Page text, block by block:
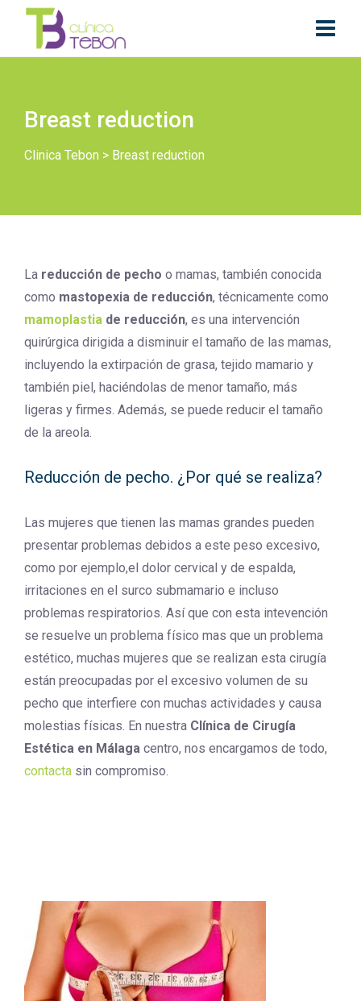
Breast reduction
Clinica Tebon > Breast reduction
La reducción de pecho o mamas, también conocida
como mastopexia de reducción, técnicamente como
mamoplastia de reducción, es una intervención
quirúrgica dirigida a disminuir el tamaño de las mamas,
incluyendo la extirpación de grasa, tejido mamario y
también piel, haciéndolas de menor tamaño, más
ligeras y firmes. Además, se puede reducir el tamaño
de la areola.
Reducción de pecho. ¿Por qué se realiza?
Las mujeres que tienen las mamas grandes pueden
presentar problemas debidos a este peso excesivo,
como por ejemplo,el dolor cervical y de espalda,
irritaciones en el surco submamario e incluso
problemas respiratorios. Así que con esta intevención
se resuelve un problema físico mas que un problema
estético, muchas mujeres que se realizan esta cirugía
están preocupadas por el excesivo volumen de su
pecho que interfiere con muchas actividades y causa
molestias físicas. En nuestra Clínica de Cirugía
Estética en Málaga centro, nos encargamos de todo,
contacta sin compromiso.